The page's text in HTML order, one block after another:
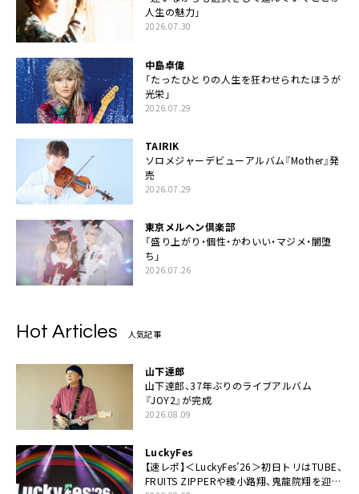
人生の魅力」
2026.07.30
中島卓偉
「たったひとりの人生を狂わせられたほうが
光栄」
2026.07.29
TAIRIK
ソロメジャーデビューアルバム『Mother』発
売
2026.07.29
東京メルヘン倶楽部
「盛り上がり・個性・かわいい・マジメ・闇堕
ち」
2026.07.26
Hot Articles 人気記事
山下達郎
山下達郎、37年ぶりのライブアルバム
『JOY2』が完成
2026.08.09
LuckyFes
【速レポ】＜LuckyFes’26＞初日トリはTUBE、
FRUITS ZIPPERや綾小路翔、鬼龍院翔を迎え